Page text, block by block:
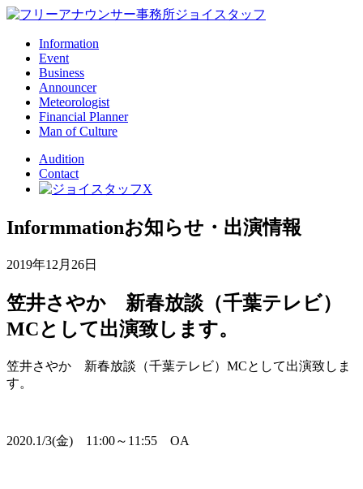
Information
Event
Business
Announcer
Meteorologist
Financial Planner
Man of Culture
Audition
Contact
Informmationお知らせ・出演情報
2019年12月26日
笠井さやか 新春放談（千葉テレビ）
MCとして出演致します。
笠井さやか 新春放談（千葉テレビ）MCとして出演致しま
す。
2020.1/3(金) 11:00～11:55 OA